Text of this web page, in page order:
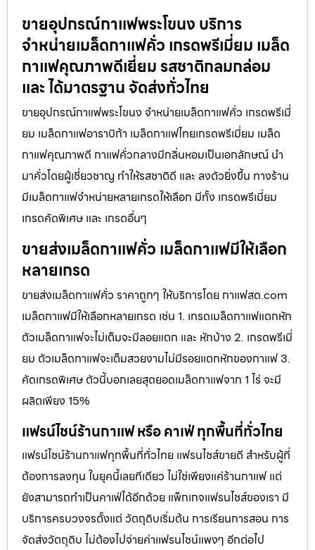
ขายอุปกรณ์กาแฟพระโขนง บริการ
จำหน่ายเมล็ดกาแฟคั่ว เกรดพรีเมี่ยม เมล็ด
กาแฟคุณภาพดีเยี่ยม รสชาติกลมกล่อม
และ ได้มาตรฐาน จัดส่งทั่วไทย
ขายอุปกรณ์กาแฟพระโขนง จำหน่ายเมล็ดกาแฟคั่ว เกรดพรีเมี่
ยม เมล็ดกาแฟอาราบิก้า เมล็ดกาแฟไทยเกรดพรีเมี่ยม เมล็ด
กาแฟคุณภาพดี กาแฟคั่วกลางมีกลิ่นหอมเป็นเอกลักษณ์ นำ
มาคั่วโดยผู้เชี่ยวชาญ ทำให้รสชาติดี และ ลงตัวยิ่งขึ้น ทางร้าน
มีเมล็ดกาแฟจำหน่ายหลายเกรดให้เลือก มีทั้ง เกรดพรีเมี่ยม
เกรดคัดพิเศษ และ เกรดอื่นๆ
ขายส่งเมล็ดกาแฟคั่ว เมล็ดกาแฟมีให้เลือก
หลายเกรด
ขายส่งเมล็ดกาแฟคั่ว ราคาถูกๆ ให้บริการโดย กาแฟสด.com
เมล็ดกาแฟมีให้เลือกหลายเกรด เช่น 1. เกรดเมล็ดกาแฟแตกหัก
ตัวเมล็ดกาแฟจะไม่เต็มจะมีลอยแตก และ หักบ้าง 2. เกรดพรีเมี่
ยม ตัวเมล็ดกาแฟจะเต็มสวยงามไม่มีรอยแตกหักของกาแฟ 3.
คัดเกรดพิเศษ ตัวนี้บอกเลยสุดยอดเมล็ดกาแฟจาก 1 ไร่ จะมี
ผลิตเพียง 15%
แฟรน์ไชน์ร้านกาแฟ หรือ คาเฟ่ ทุกพื้นที่ทั่วไทย
แฟรน์ไชน์ร้านกาแฟทุกพื้นที่ทั่วไทย แฟรนไชส์ขายดี สำหรับผู้ที่
ต้องการลงทุน ในยุคนี้เลยทีเดียว ไม่ใช่เพียงแค่ร้านกาแฟ แต่
ยังสามารถทำเป็นคาเฟ่ได้อีกด้วย แพ็กเกจแฟรนไชส์ของเรา มี
บริการครบวงจรตั้งแต่ วัตถุดิบเริ่มต้น การเรียนการสอน การ
จัดส่งวัตถุดิบ ไม่ต้องไปจ่ายค่าเเฟรนไชน์แพงๆ อีกต่อไป